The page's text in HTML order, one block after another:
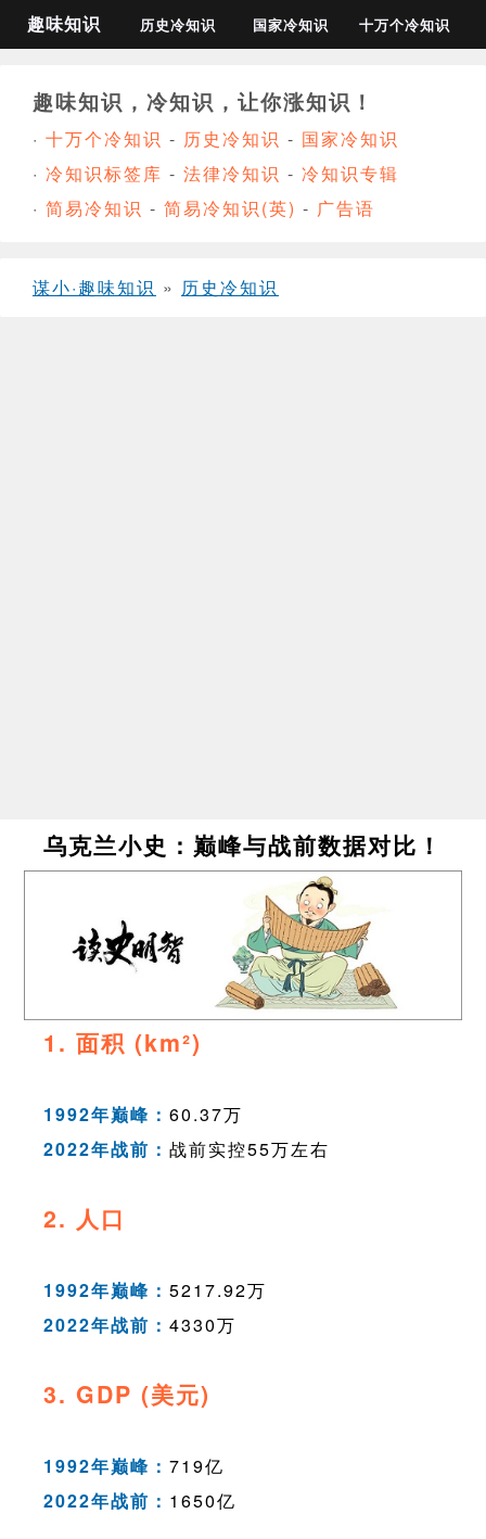
趣味知识 历史冷知识 国家冷知识 十万个冷知识
趣味知识，冷知识，让你涨知识！
· 十万个冷知识 - 历史冷知识 - 国家冷知识
· 冷知识标签库 - 法律冷知识 - 冷知识专辑
· 简易冷知识 - 简易冷知识(英) - 广告语
谋小·趣味知识 » 历史冷知识
乌克兰小史：巅峰与战前数据对比！
1. 面积 (km²)
1992年巅峰： 60.37万
2022年战前： 战前实控55万左右
2. 人口
1992年巅峰： 5217.92万
2022年战前： 4330万
3. GDP (美元)
1992年巅峰： 719亿
2022年战前： 1650亿